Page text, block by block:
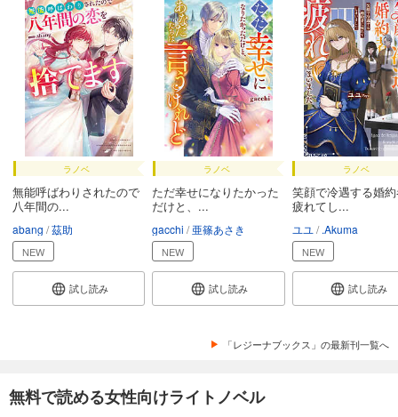
ラノベ
無能呼ばわりされたので
八年間の...
abang 茲助
NEW
試し読み
ラノベ
ただ幸せになりたかった
だけと、...
gacchi 亜篠あさき
NEW
試し読み
ラノベ
笑顔で冷遇する婚
疲れてし...
ユユ .Akuma
NEW
試し読み
「レジーナブックス」の最新刊一覧へ
無料で読める女性向けライトノベル